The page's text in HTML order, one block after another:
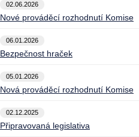
02.06.2026
Nové prováděcí rozhodnutí Komise
06.01.2026
Bezpečnost hraček
05.01.2026
Nová prováděcí rozhodnutí Komise
02.12.2025
Připravovaná legislativa